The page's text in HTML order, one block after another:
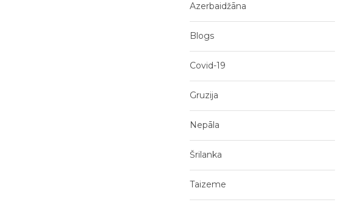
Azerbaidžāna
Blogs
Covid-19
Gruzija
Nepāla
Šrilanka
Taizeme